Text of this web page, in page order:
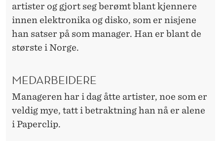
artister og gjort seg berømt blant kjennere
innen elektronika og disko, som er nisjene
han satser på som manager. Han er blant de
største i Norge.
MEDARBEIDERE
Manageren har i dag åtte artister, noe som er
veldig mye, tatt i betraktning han nå er alene
i Paperclip.